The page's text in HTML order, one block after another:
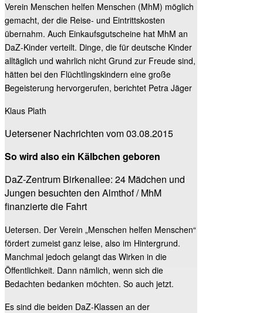
Verein Menschen helfen Menschen (MhM) möglich
gemacht, der die Reise- und Eintrittskosten
übernahm. Auch Einkaufsgutscheine hat MhM an
DaZ-Kinder verteilt. Dinge, die für deutsche Kinder
alltäglich und wahrlich nicht Grund zur Freude sind,
hätten bei den Flüchtlingskindern eine große
Begeisterung hervorgerufen, berichtet Petra Jäger
Klaus Plath
Uetersener Nachrichten vom 03.08.2015
So wird also ein Kälbchen geboren
DaZ-Zentrum Birkenallee: 24 Mädchen und
Jungen besuchten den Almthof / MhM
finanzierte die Fahrt
Uetersen. Der Verein „Menschen helfen Menschen“
fördert zumeist ganz leise, also im Hintergrund.
Manchmal jedoch gelangt das Wirken in die
Öffentlichkeit. Dann nämlich, wenn sich die
Bedachten bedanken möchten. So auch jetzt.
Es sind die beiden DaZ-Klassen an der